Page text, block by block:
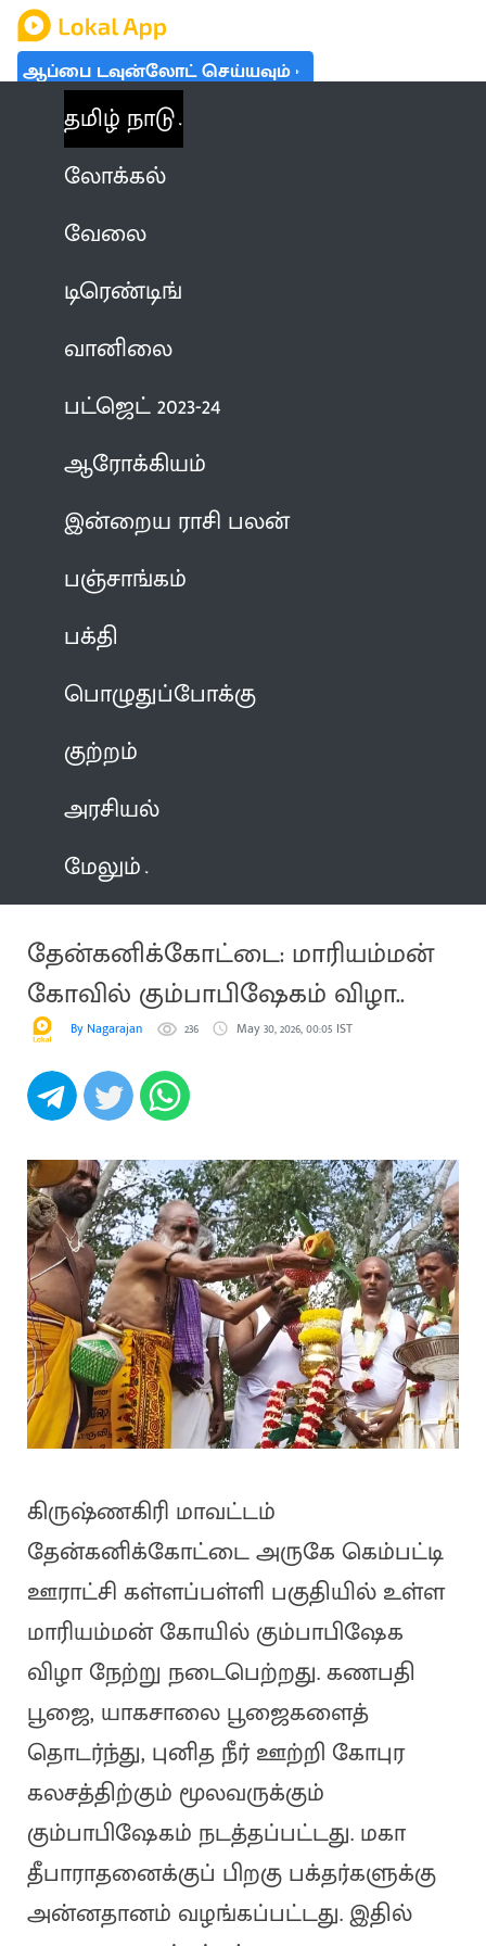
ஆப்பை டவுன்லோட் செய்யவும்
தமிழ் நாடு
லோக்கல்
வேலை
டிரெண்டிங்
வானிலை
பட்ஜெட் 2023-24
ஆரோக்கியம்
இன்றைய ராசி பலன்
பஞ்சாங்கம்
பக்தி
பொழுதுப்போக்கு
குற்றம்
அரசியல்
மேலும்
தேன்கனிக்கோட்டை: மாரியம்மன்
கோவில் கும்பாபிஷேகம் விழா..
By Nagarajan 236 May 30, 2026, 00:05 IST
கிருஷ்ணகிரி மாவட்டம்
தேன்கனிக்கோட்டை அருகே கெம்பட்டி
ஊராட்சி கள்ளப்பள்ளி பகுதியில் உள்ள
மாரியம்மன் கோயில் கும்பாபிஷேக
விழா நேற்று நடைபெற்றது. கணபதி
பூஜை, யாகசாலை பூஜைகளைத்
தொடர்ந்து, புனித நீர் ஊற்றி கோபுர
கலசத்திற்கும் மூலவருக்கும்
கும்பாபிஷேகம் நடத்தப்பட்டது. மகா
தீபாராதனைக்குப் பிறகு பக்தர்களுக்கு
அன்னதானம் வழங்கப்பட்டது. இதில்